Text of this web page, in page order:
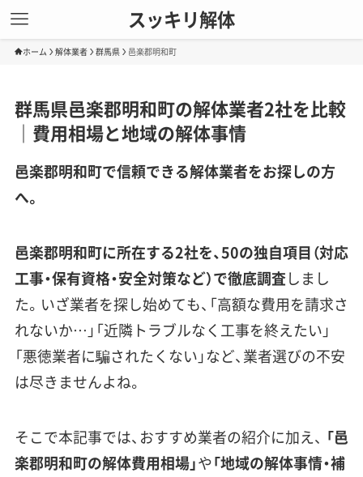
スッキリ解体
ホーム 解体業者 群馬県 邑楽郡明和町
群馬県邑楽郡明和町の解体業者2社を比較
｜費用相場と地域の解体事情
邑楽郡明和町で信頼できる解体業者をお探しの方
へ。
邑楽郡明和町に所在する2社を、50の独自項目（対応
工事・保有資格・安全対策など）で徹底調査しまし
た。いざ業者を探し始めても、「高額な費用を請求さ
れないか…」「近隣トラブルなく工事を終えたい」
「悪徳業者に騙されたくない」など、業者選びの不安
は尽きませんよね。
そこで本記事では、おすすめ業者の紹介に加え、 「邑
楽郡明和町の解体費用相場」や「地域の解体事情・補